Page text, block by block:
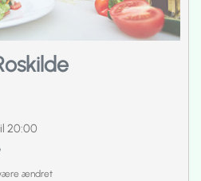
20:00
være ændret